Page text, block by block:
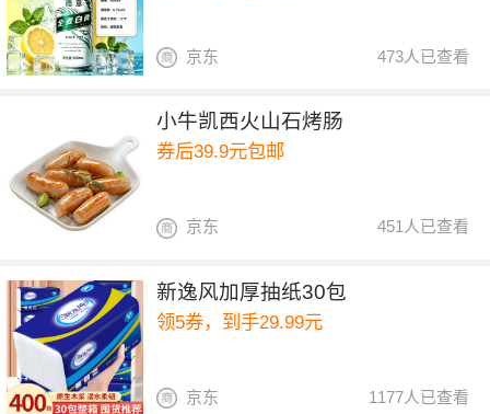
473人已查看
京东
小牛凯西火山石烤肠
券后39.9元包邮
451人已查看
京东
新逸风加厚抽纸30包
领5券，到手29.99元
1177人已查看
京东